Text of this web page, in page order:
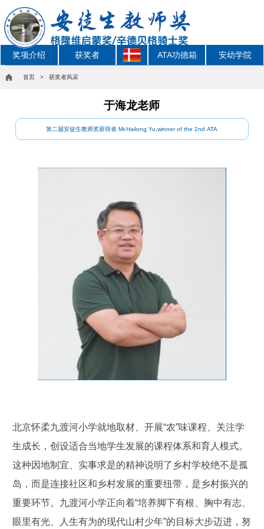
奖项介绍 获奖者 ATA功德箱 安幼学院
首页> 获奖者风采
于海龙老师
第二届安徒生教师奖获得者 Mr.Hailong Yu,winner of the 2nd ATA
北京怀柔九渡河小学就地取材、开展“农”味课程、关注学
生成长，创设适合当地学生发展的课程体系和育人模式。
这种因地制宜、实事求是的精神说明了乡村学校绝不是孤
岛，而是连接社区和乡村发展的重要纽带，是乡村振兴的
重要环节。九渡河小学正向着“培养脚下有根、胸中有志、
眼里有光、人生有为的现代山村少年”的目标大步迈进，努